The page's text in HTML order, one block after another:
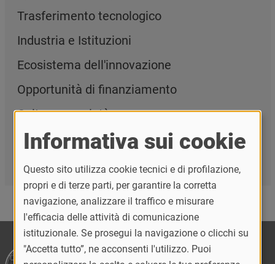
Trasferimento tecnologico
Industria e Istituzioni
Ecosistema dell'innovazione
Opportunità di finanziamento
Cultura e società
Organizzazione e governance
PNRR @Terza Missione
Informativa sui cookie
Questo sito utilizza cookie tecnici e di profilazione,
propri e di terze parti, per garantire la corretta
navigazione, analizzare il traffico e misurare
l'efficacia delle attività di comunicazione
istituzionale. Se prosegui la navigazione o clicchi su
"Accetta tutto”, ne acconsenti l'utilizzo. Puoi